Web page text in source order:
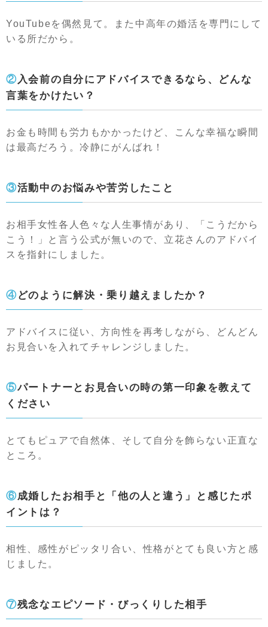
YouTubeを偶然見て。また中高年の婚活を専門にして
いる所だから。
②入会前の自分にアドバイスできるなら、どんな
言葉をかけたい？
お金も時間も労力もかかったけど、こんな幸福な瞬間
は最高だろう。冷静にがんばれ！
③活動中のお悩みや苦労したこと
お相手女性各人色々な人生事情があり、「こうだから
こう！」と言う公式が無いので、立花さんのアドバイ
スを指針にしました。
④どのように解決・乗り越えましたか？
アドバイスに従い、方向性を再考しながら、どんどん
お見合いを入れてチャレンジしました。
⑤パートナーとお見合いの時の第一印象を教えて
ください
とてもピュアで自然体、そして自分を飾らない正直な
ところ。
⑥成婚したお相手と「他の人と違う」と感じたポ
イントは？
相性、感性がピッタリ合い、性格がとても良い方と感
じました。
⑦残念なエピソード・びっくりした相手